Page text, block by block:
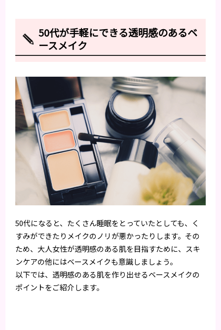
50代が手軽にできる透明感のあるベ
ースメイク
50代になると、たくさん睡眠をとっていたとしても、く
すみができたりメイクのノリが悪かったりします。その
ため、大人女性が透明感のある肌を目指すために、スキ
ンケアの他にはベースメイクも意識しましょう。
以下では、透明感のある肌を作り出せるベースメイクの
ポイントをご紹介します。